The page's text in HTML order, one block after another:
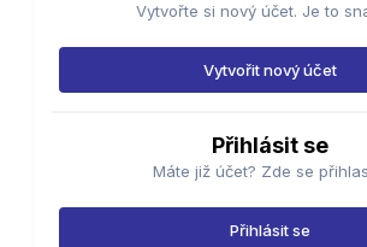
Vytvořte si nový účet. Je to
Vytvořit nový účet
Přihlásit se
Máte již účet? Zde se
Přihlásit se